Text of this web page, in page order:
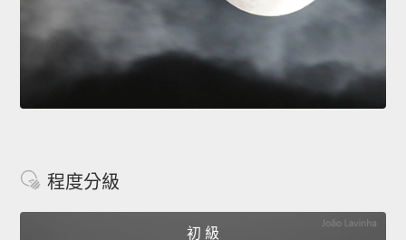
程度分級
初 級